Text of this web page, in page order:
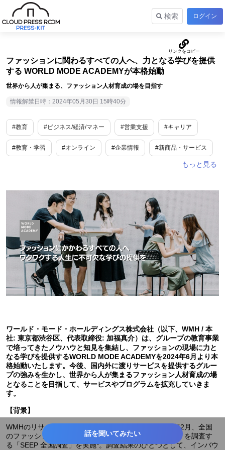
検索 ログイン
ファッションに関わるすべての人へ、力となる学びを提供
する WORLD MODE ACADEMYが本格始動
世界から人が集まる、ファッション人材育成の場を目指す
情報解禁日時：2024年05月30日 15時40分
#教育 #ビジネス/経済/マネー #営業支援 #キャリア
#教育・学習 #オンライン #企業情報 #新商品・サービス
ワールド・モード・ホールディングス株式会社（以下、WMH / 本
社: 東京都渋谷区、代表取締役: 加福真介）は、グループの教育事業
で培ってきたノウハウと知見を集結し、ファッションの現場に力と
なる学びを提供するWORLD MODE ACADEMYを2024年6月より本
格始動いたします。今後、国内外に渡りサービスを提供するグルー
プの強みを生かし、世界から人が集まるファッション人材育成の場
となることを目指して、サービスやプログラムを拡充していきま
す。
【背景】
WMHのリサーチ＆エデュケーション事業部は、2024年2月、全国
のファッションブランド店舗における顧客満足度（CS）を調査す
る「SEEP 全国調査」を実施*。調査結果のひとつとして、インバウ
話を聞いてみたい